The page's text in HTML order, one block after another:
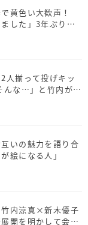
黄色い大歓声！
した」3年ぶりに
人揃って投げキッ
んな…」と竹内が大
いの魅力を語り合
絵になる人」
内涼真×新木優子
開を明かして会場